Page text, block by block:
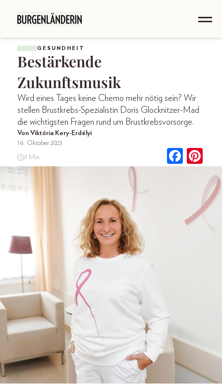
GESUNDHEIT
Bestärkende
Zukunftsmusik
Wird eines Tages keine Chemo mehr nötig sein? Wir
stellen Brustkrebs-Spezialistin Doris Glocknitzer-Mad
die wichtigsten Fragen rund um Brustkrebsvorsorge.
Von Viktória Kery-Erdélyi
16. Oktober 2023
7 Min.